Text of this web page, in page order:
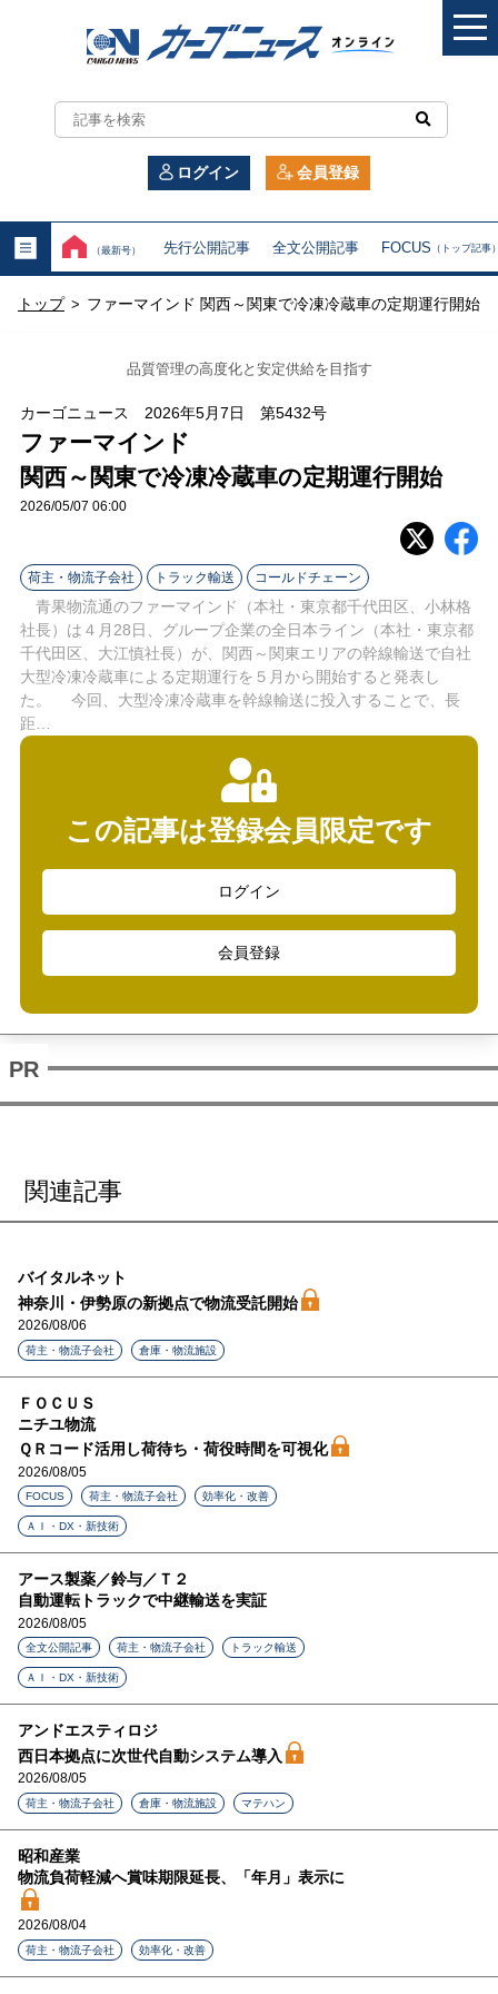
カ
ー
ニ
ュ
オ
ン
ラ
イ
ン
ログイン 会員登録
（最新号） 先行公開記事 全文公開記事 FOCUS （トップ記事
トップ > ファーマインド 関西～関東で冷凍冷蔵車の定期運行開始
品質管理の高度化と安定供給を目指す
カーゴニュース 2026年5月7日 第5432号
ファーマインド
関西～関東で冷凍冷蔵車の定期運行開始
2026/05/07 06:00
荷主・物流子会社 トラック輸送 コールドチェーン
青果物流通のファーマインド（本社・東京都千代田区、小林格
社長）は４月28日、グループ企業の全日本ライン（本社・東京都
千代田区、大江慎社長）が、関西～関東エリアの幹線輸送で自社
大型冷凍冷蔵車による定期運行を５月から開始すると発表し
た。 今回、大型冷凍冷蔵車を幹線輸送に投入することで、長
距…
この記事は登録会員限定です
ログイン
会員登録
関連記事
バイタルネット
神奈川・伊勢原の新拠点で物流受託開始
2026/08/06
荷主・物流子会社 倉庫・物流施設
ＦＯＣＵＳ
ニチユ物流
ＱＲコード活用し荷待ち・荷役時間を可視化
2026/08/05
FOCUS 荷主・物流子会社 効率化・改善
ＡＩ・DX・新技術
アース製薬／鈴与／Ｔ２
自動運転トラックで中継輸送を実証
2026/08/05
全文公開記事 荷主・物流子会社 トラック輸送
ＡＩ・DX・新技術
アンドエスティロジ
西日本拠点に次世代自動システム導入
2026/08/05
荷主・物流子会社 倉庫・物流施設 マテハン
昭和産業
物流負荷軽減へ賞味期限延長、「年月」表示に
2026/08/04
荷主・物流子会社 効率化・改善